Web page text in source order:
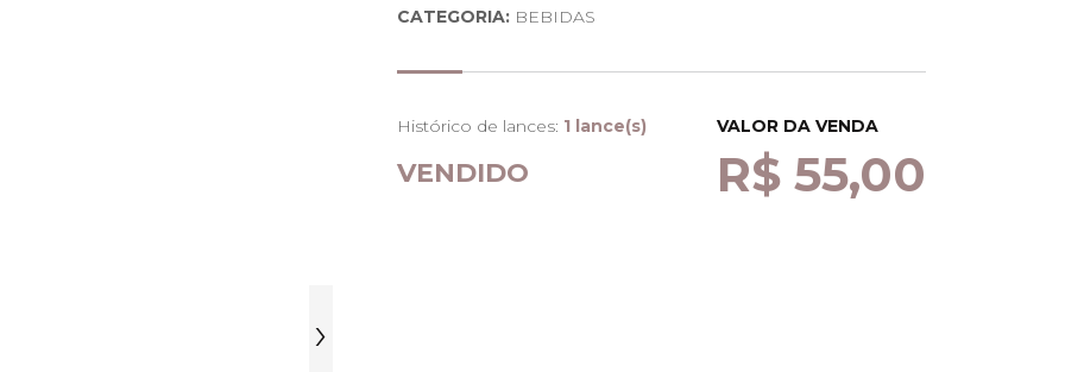
›
CATEGORIA: BEBIDAS
Histórico de lances: 1 lance(s)
VENDIDO
VALOR DA VENDA
R$ 55,00